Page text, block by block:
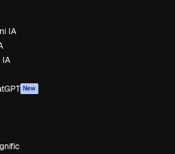
IA
IA
New